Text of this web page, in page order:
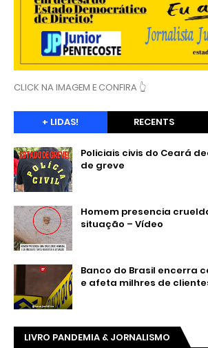
CLICK NA IMAGEM E CONFIRA 👆
+ LIDAS! RECENTS
Policiais civis do Ceará
de greve
Homem presencia
situação – Vídeo
Banco do Brasil encerra
e afeta milhres de
LIVRO PANDEMIA & JORNALISMO